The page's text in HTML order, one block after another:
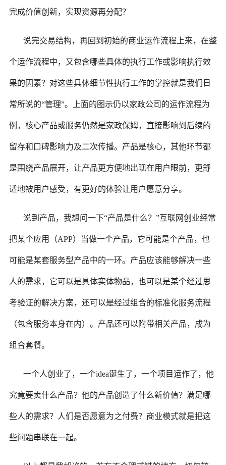
完成价值创新，实现资源再分配？
说完交易结构，再回到初始的商业运作流程上来，在整
个运作流程中，又包含哪些具体的执行工作或影响执行效
果的因素？对这些具体细节性执行工作的掌控就是我们日
常所说的“管理”。上面的图示仍以家政公司的运作流程为
例，核心产品或服务仍然是家政保姆，直接影响到后续的
留存和口碑影响力及二次传播。产品是核心，其他环节都
是围绕产品展开，让产品更方便地出现在用户眼前，更舒
适地被用户感受，有更好的体验让用户愿意分享。
说到产品，我想问一下“产品是什么？”互联网创业经常
把某个应用（APP）当做一个产品，它可能是个产品，也
可能是某套服务型产品中的一环。产品应该能够解决一些
人的需求，它可以是具体实体物品，也可以是某个经过思
考验证的解决方案，还可以是经过组合的标准化服务流程
（包含服务本身在内）。产品还可以附带相关产品，成为
组合套餐。
一个人创业了，一个idea诞生了，一个项目运作了，他
究竟要卖什么产品？他的产品创造了什么新价值？满足哪
些人的需求？人们是否愿意为之付费？商业模式就是把这
些问题串联在一起。